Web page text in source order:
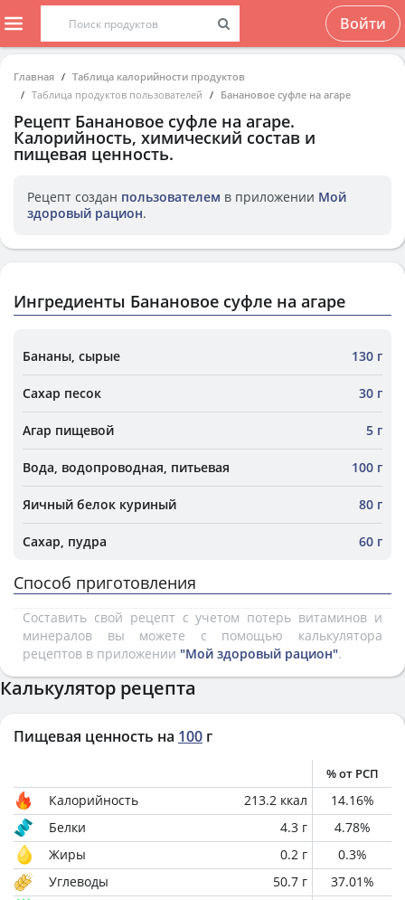
Войти
Главная
Таблица калорийности продуктов
Таблица продуктов пользователей
Банановое суфле на агаре
Рецепт Банановое суфле на агаре.
Калорийность, химический состав и
пищевая ценность.
Рецепт создан пользователем в приложении Мой
здоровый рацион.
Ингредиенты Банановое суфле на агаре
Бананы, сырые 130 г
Сахар песок 30 г
Агар пищевой 5 г
Вода, водопроводная, питьевая 100 г
Яичный белок куриный 80 г
Сахар, пудра 60 г
Способ приготовления
Составить свой рецепт с учетом потерь витаминов и
минералов вы можете с помощью калькулятора
рецептов в приложении "Мой здоровый рацион".
Калькулятор рецепта
Пищевая ценность на 100 г
% от РСП
Калорийность 213.2 ккал 14.16%
Белки
4.3 г 4.78%
Жиры
0.2 г 0.3%
Углеводы
50.7 г 37.01%